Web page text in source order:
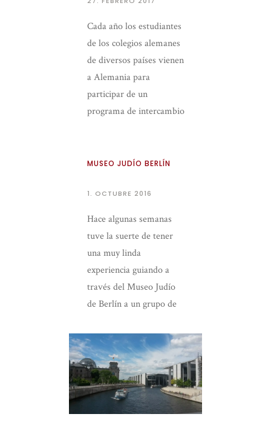
Cada año los estudiantes
de los colegios alemanes
de diversos países vienen
a Alemania para
participar de un
programa de intercambio
ciudades del […]
MUSEO JUDÍO BERLÍN
1. OCTUBRE 2016
Hace algunas semanas
tuve la suerte de tener
una muy linda
experiencia guiando a
través del Museo Judío
de Berlín a un grupo de